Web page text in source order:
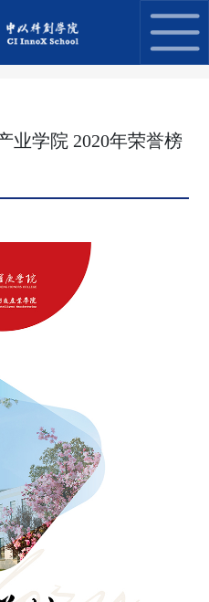
业学院 2020年荣誉榜